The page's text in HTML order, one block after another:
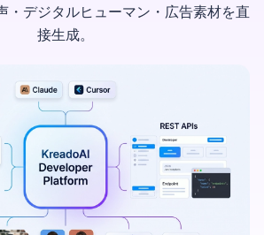
・デジタルヒューマン・広告素材を直
接生成。